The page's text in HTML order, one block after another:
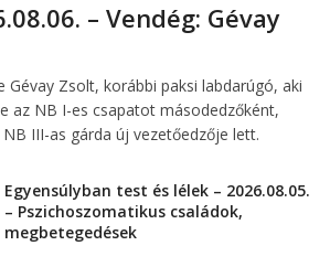
– Vendég: Gévay
Gévay Zsolt, korábbi paksi labdarúgó, aki
az NB I-es csapatot másodedzőként,
III-as gárda új vezetőedzője lett.
Egyensúlyban test és lélek – 2026.08.05.
– Pszichoszomatikus családok,
megbetegedések